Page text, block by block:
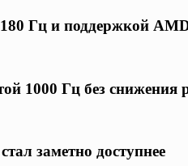
Гц и поддержкой
1000 Гц без снижения
заметно доступнее